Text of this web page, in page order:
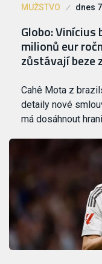
MUŽSTVO dnes
Globo:
milionů eur
zůstávají beze
Cahê Mota z
detaily nové
má dosáhnout